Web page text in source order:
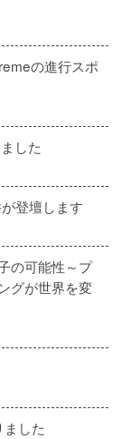
の進行スポ
した
登壇します
の可能性～プ
グが世界を変
した